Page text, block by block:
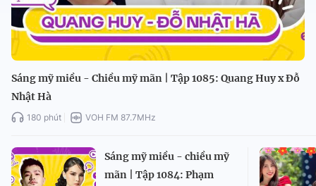
Sáng mỹ miều - Chiều mỹ mãn | Tập 1085: Quang Huy x Đỗ
Nhật Hà
180 phút VOH FM 87.7MHz
Sáng mỹ miều - chiều mỹ
mãn | Tập 1084: Phạm